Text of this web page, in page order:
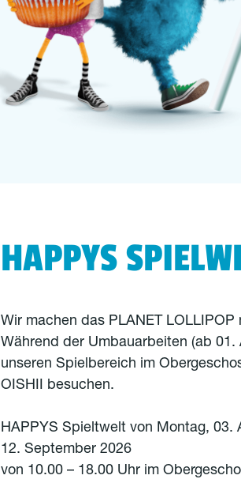
HAPPYS
Wir machen das PLANET LOLLIPOP
Während der Umbauarbeiten (ab 01.
unseren Spielbereich im
OISHII besuchen.
HAPPYS Spieltwelt von Montag, 03.
12. September 2026
von 10.00 – 18.00 Uhr im